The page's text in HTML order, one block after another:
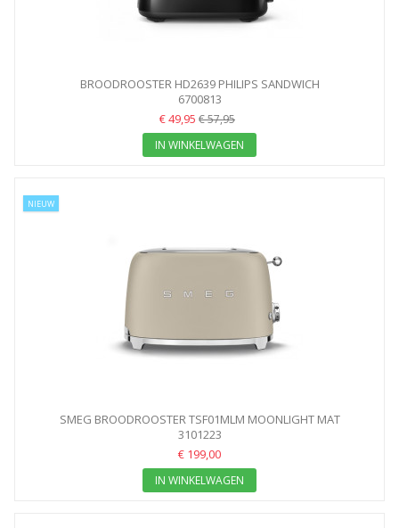
BROODROOSTER HD2639 PHILIPS SANDWICH
6700813
€ 49,95 € 57,95
IN WINKELWAGEN
NIEUW
SMEG BROODROOSTER TSF01MLM MOONLIGHT MAT
3101223
€ 199,00
IN WINKELWAGEN